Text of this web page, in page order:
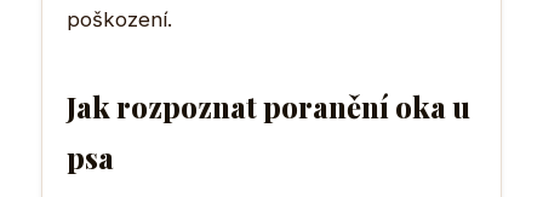
poškození.
Jak rozpoznat poranění oka u
psa